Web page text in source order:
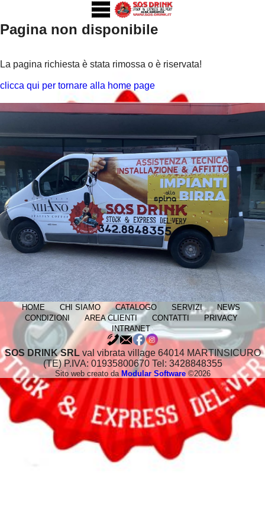
Pagina non disponibile
La pagina richiesta è stata rimossa o è riservata!
clicca qui per tornare alla home page
HOME CHI SIAMO CATALOGO SERVIZI
NEWS
CONDIZIONI
AREA CLIENTI CONTATTI
PRIVACY
INTRANET
SOS DRINK SRLval vibrata village 64014 MARTINSICURO
(TE) P.IVA: 01935800670 Tel: 3428848355
Sito web creato da Modular Software©2026